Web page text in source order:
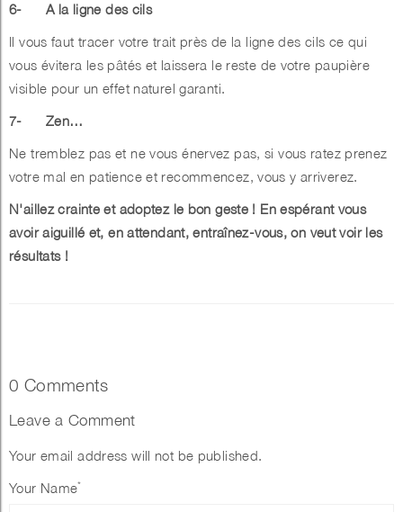
6-
A la ligne des cils
Il vous faut tracer votre trait près de la ligne des cils ce qui
vous évitera les pâtés et laissera le reste de votre paupière
visible pour un effet naturel garanti.
7-
Zen…
Ne tremblez pas et ne vous énervez pas, si vous ratez prenez
votre mal en patience et recommencez, vous y arriverez.
N'aillez crainte et adoptez le bon geste ! En espérant vous
avoir aiguillé et, en attendant, entraînez-vous, on veut voir les
résultats !
0 Comments
Leave a Comment
Your email address will not be published.
Your Name*